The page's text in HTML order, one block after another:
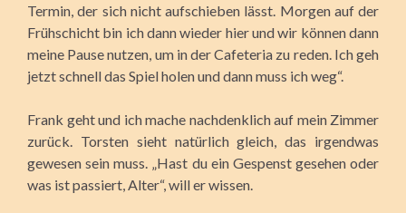
Termin, der sich nicht aufschieben lässt. Morgen auf der
Frühschicht bin ich dann wieder hier und wir können dann
meine Pause nutzen, um in der Cafeteria zu reden. Ich geh
jetzt schnell das Spiel holen und dann muss ich weg“.
Frank geht und ich mache nachdenklich auf mein Zimmer
zurück. Torsten sieht natürlich gleich, das irgendwas
gewesen sein muss. „Hast du ein Gespenst gesehen oder
was ist passiert, Alter“, will er wissen.